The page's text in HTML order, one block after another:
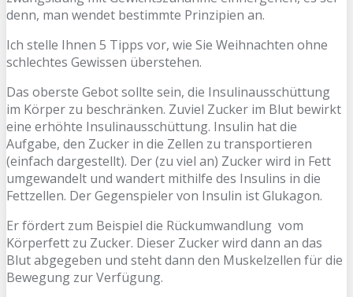
denn, man wendet bestimmte Prinzipien an.
Ich stelle Ihnen 5 Tipps vor, wie Sie Weihnachten ohne
schlechtes Gewissen überstehen.
Das oberste Gebot sollte sein, die Insulinausschüttung
im Körper zu beschränken. Zuviel Zucker im Blut bewirkt
eine erhöhte Insulinausschüttung. Insulin hat die
Aufgabe, den Zucker in die Zellen zu transportieren
(einfach dargestellt). Der (zu viel an) Zucker wird in Fett
umgewandelt und wandert mithilfe des Insulins in die
Fettzellen. Der Gegenspieler von Insulin ist Glukagon.
Er fördert zum Beispiel die Rückumwandlung vom
Körperfett zu Zucker. Dieser Zucker wird dann an das
Blut abgegeben und steht dann den Muskelzellen für die
Bewegung zur Verfügung.